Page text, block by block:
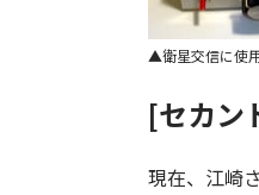
衛星交信に使
[セカン
現在、江崎